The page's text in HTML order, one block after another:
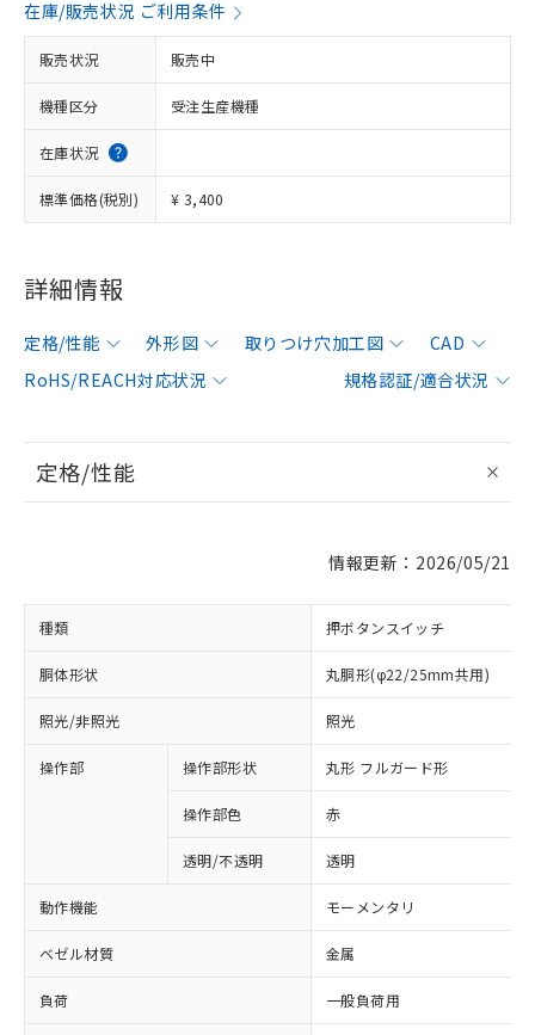
在庫/販売状況 ご利用条件
販売状況 販売中
機種区分 受注生産機種
在庫状況
標準価格(税別) ¥ 3,400
詳細情報
定格/性能 外形図 取りつけ穴加工図
CAD
RoHS/REACH対応状況
規格認証/適合状況
定格/性能
情報更新：2026/05/21
種類 押ボタンスイッチ
胴体形状 丸胴形(φ22/25mm共用)
照光/非照光 照光
操作部 操作部形状 丸形 フルガード形
操作部色 赤
透明/不透明 透明
動作機能 モーメンタリ
ベゼル材質 金属
負荷 一般負荷用